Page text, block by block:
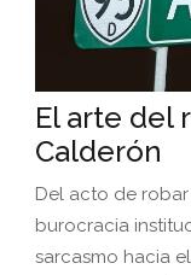
El arte del
Calderón
Del acto de
burocracia
sarcasmo hacia